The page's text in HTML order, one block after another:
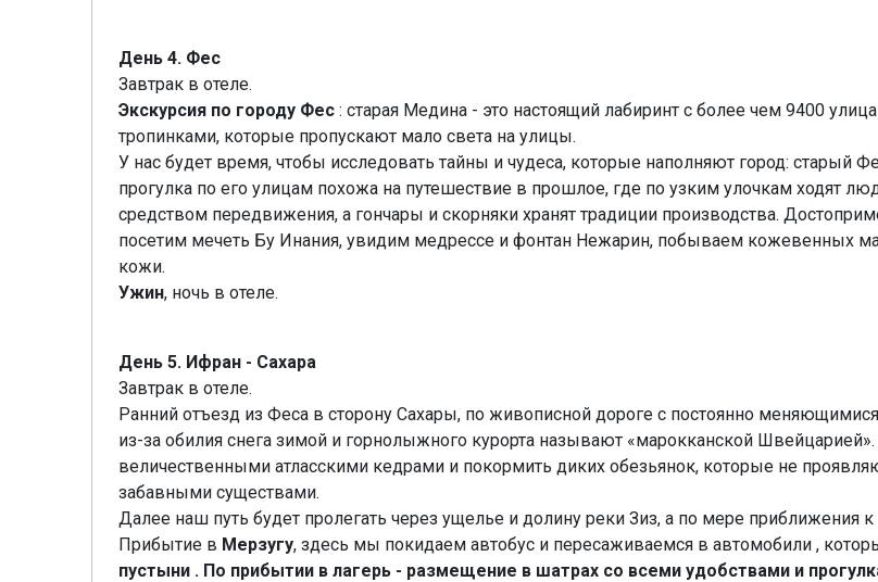
День 4. Фес
Завтрак в отеле.
Экскурсия по городу Фес : старая Медина - это настоящий лабиринт с более чем 9400
тропинками, которые пропускают мало света на улицы.
У нас будет время, чтобы исследовать тайны и чудеса, которые наполняют город: старый
прогулка по его улицам похожа на путешествие в прошлое, где по узким улочкам ходят
средством передвижения, а гончары и скорняки хранят традиции производства.
посетим мечеть Бу Инания, увидим медрессе и фонтан Нежарин, побываем кожевенных
кожи.
Ужин, ночь в отеле.
День 5. Ифран - Сахара
Завтрак в отеле.
Ранний отъезд из Феса в сторону Сахары, по живописной дороге с постоянно
из-за обилия снега зимой и горнолыжного курорта называют «марокканской
величественными атласскими кедрами и покормить диких обезьянок, которые не
забавными существами.
Далее наш путь будет пролегать через ущелье и долину реки Зиз, а по мере
Прибытие в Мерзугу, здесь мы покидаем автобус и пересаживаемся в автомобили ,
пустыни . По прибытии в лагерь - размещение в шатрах со всеми удобствами и